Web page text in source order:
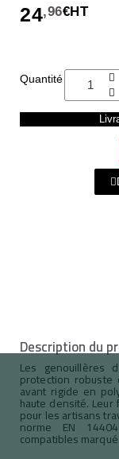
24,96€HT
Quantité
Description du
Les genouillères
protection
avant rigide en
haute densité.
pour les artisans
norme EN
compatibles